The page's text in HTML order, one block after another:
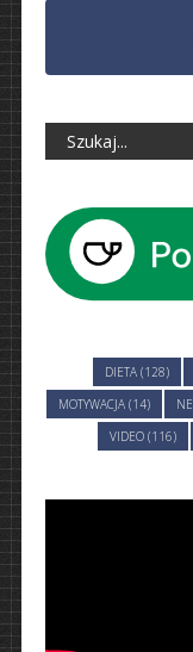
DIETA (128)
MOTYWACJA (14)
VIDEO (116)